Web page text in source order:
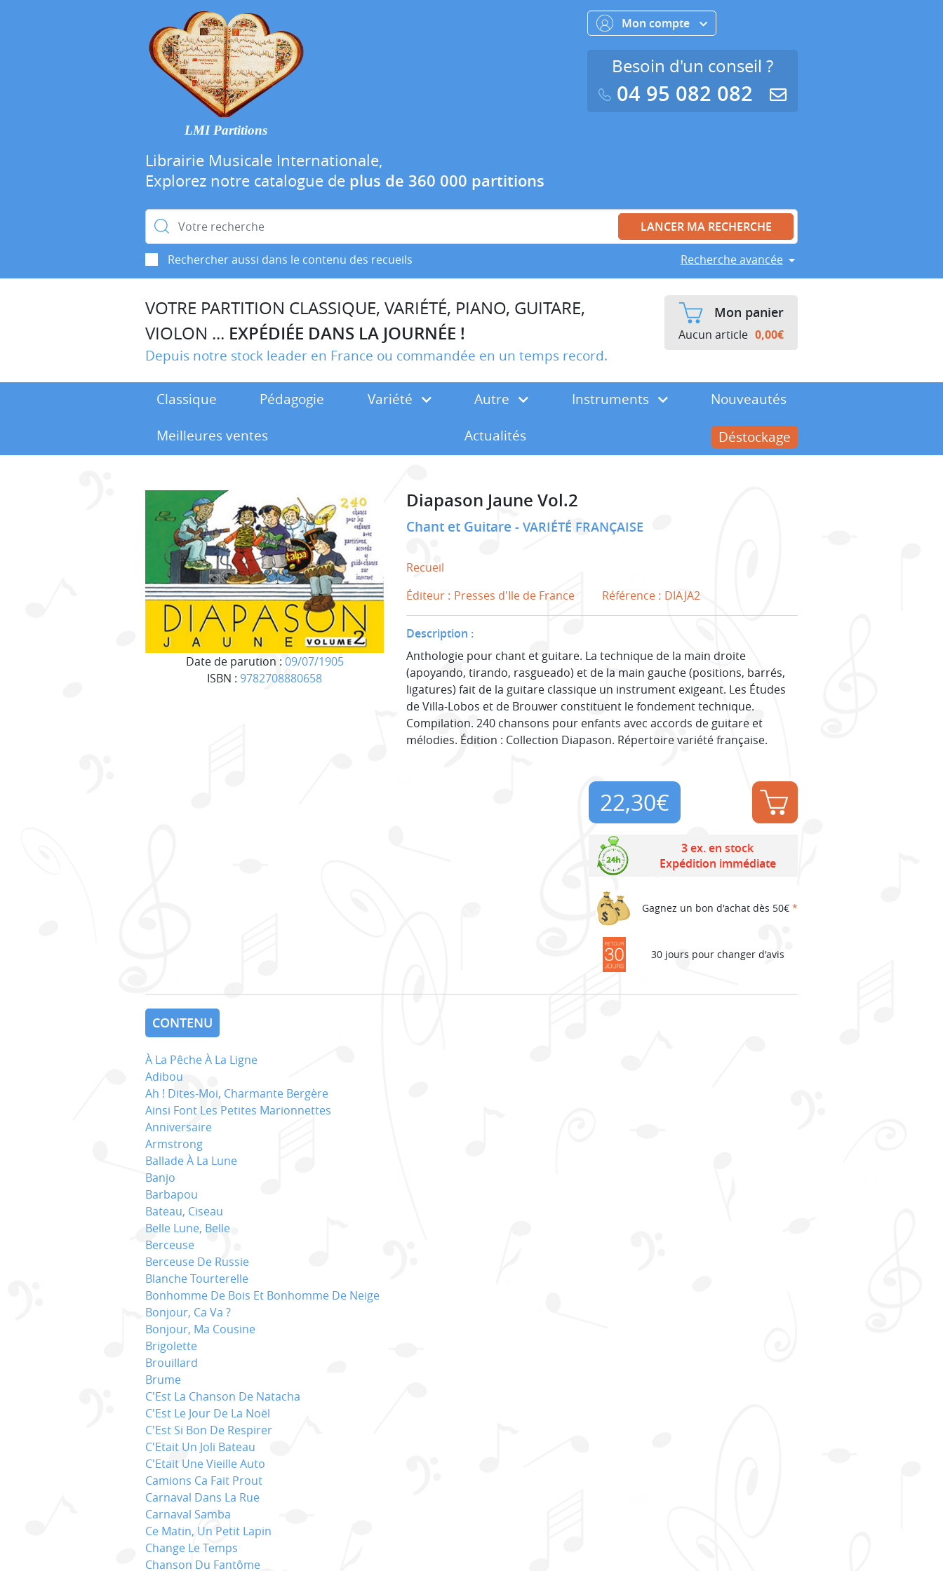
LMI Partitions
Librairie Musicale Internationale,
Explorez notre catalogue de plus de 360 000 partitions
Rechercher :
Rechercher aussi dans le contenu des recueils Recherche avancée
Mon compte
Besoin d'un conseil ?
04 95 082 082
VOTRE PARTITION CLASSIQUE, VARIÉTÉ, PIANO, GUITARE,
VIOLON ... EXPÉDIÉE DANS LA JOURNÉE !
Depuis notre stock leader en France ou commandée en un temps record.
Mon panier
Aucun article 0,00€
Classique Pédagogie Variété Autre Instruments
Nouveautés
Meilleures ventes
Actualités Déstockage
Date de parution : 09/07/1905
ISBN : 9782708880658
Diapason Jaune Vol.2
Chant et Guitare VARIÉTÉ FRANÇAISE
Recueil
Éditeur : Presses d'Ile de France Référence : DIAJA2
Description :
Anthologie pour chant et guitare. La technique de la main droite
(apoyando, tirando, rasgueado) et de la main gauche (positions, barrés,
ligatures) fait de la guitare classique un instrument exigeant. Les Études
de Villa-Lobos et de Brouwer constituent le fondement technique.
Compilation. 240 chansons pour enfants avec accords de guitare et
mélodies. Édition : Collection Diapason. Répertoire variété française.
22,30€
3 ex. en stock
Expédition immédiate
Gagnez un bon d'achat dès 50€ *
30 jours pour changer d'avis
CONTENU
À La Pêche À La Ligne
Adibou
Ah ! Dites-Moi, Charmante Bergère
Ainsi Font Les Petites Marionnettes
Anniversaire
Armstrong
Ballade À La Lune
Banjo
Barbapou
Bateau, Ciseau
Belle Lune, Belle
Berceuse
Berceuse De Russie
Blanche Tourterelle
Bonhomme De Bois Et Bonhomme De Neige
Bonjour, Ca Va ?
Bonjour, Ma Cousine
Brigolette
Brouillard
Brume
C'Est La Chanson De Natacha
C'Est Le Jour De La Noël
C'Est Si Bon De Respirer
C'Etait Un Joli Bateau
C'Etait Une Vieille Auto
Camions Ca Fait Prout
Carnaval Dans La Rue
Carnaval Samba
Ce Matin, Un Petit Lapin
Change Le Temps
Chanson Du Fantôme